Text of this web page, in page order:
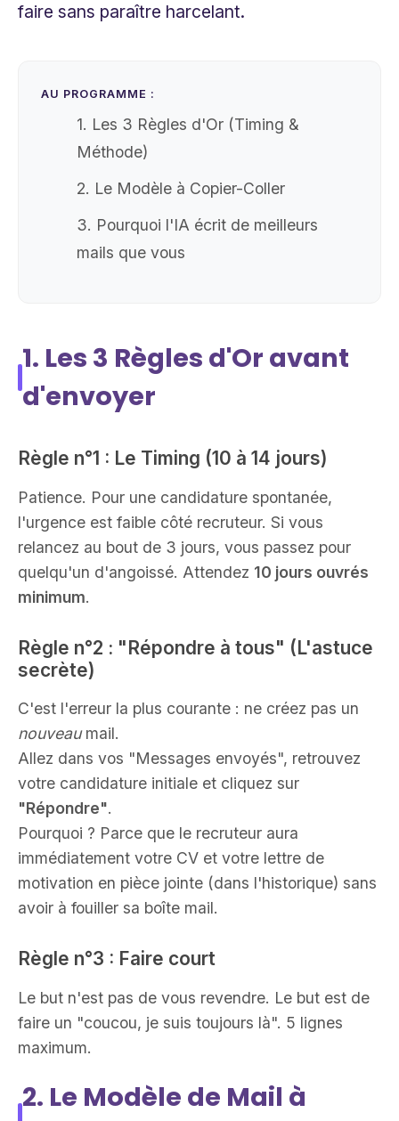
faire sans paraître harcelant.
AU PROGRAMME :
1. Les 3 Règles d'Or (Timing &
Méthode)
2. Le Modèle à Copier-Coller
3. Pourquoi l'IA écrit de meilleurs
mails que vous
1. Les 3 Règles d'Or avant
d'envoyer
Règle n°1 : Le Timing (10 à 14 jours)
Patience. Pour une candidature spontanée,
l'urgence est faible côté recruteur. Si vous
relancez au bout de 3 jours, vous passez pour
quelqu'un d'angoissé. Attendez 10 jours ouvrés
minimum.
Règle n°2 : "Répondre à tous" (L'astuce
secrète)
C'est l'erreur la plus courante : ne créez pas un
nouveaumail.
Allez dans vos "Messages envoyés", retrouvez
votre candidature initiale et cliquez sur
"Répondre".
Pourquoi ? Parce que le recruteur aura
immédiatement votre CV et votre lettre de
motivation en pièce jointe (dans l'historique) sans
avoir à fouiller sa boîte mail.
Règle n°3 : Faire court
Le but n'est pas de vous revendre. Le but est de
faire un "coucou, je suis toujours là". 5 lignes
maximum.
2. Le Modèle de Mail à